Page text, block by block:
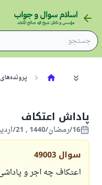
پاداش اعتکاف
16/رمضان/1440 , 21/اردیبهشت/2019
سوال 49003
اعتکاف چه اجر و